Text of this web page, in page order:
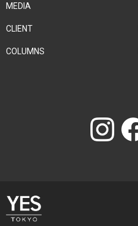
MEDIA
CLIENT
COLUMNS